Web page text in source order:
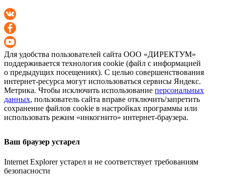
Для удобства пользователей сайта ООО «ДИРЕКТУМ»
поддерживается технология cookie (файл с информацией
о предыдущих посещениях). С целью совершенствования
интернет-ресурса могут использоваться сервисы Яндекс.
Метрика. Чтобы исключить использование персональных
данных, пользователь сайта вправе отключить/запретить
сохранение файлов cookie в настройках программы или
использовать режим «инкогнито» интернет-браузера.
Ваш браузер устарел
Internet Explorer устарел и не соответствует требованиям
безопасности